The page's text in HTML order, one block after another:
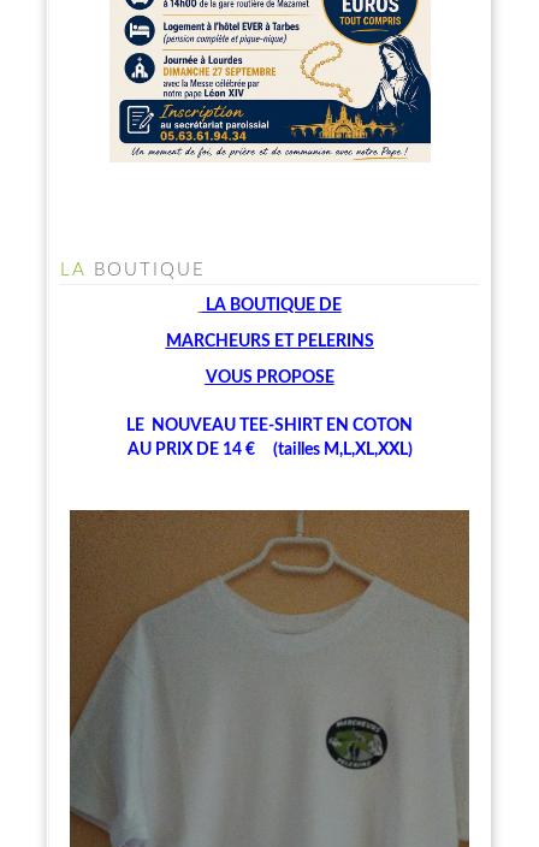
LA BOUTIQUE
LA BOUTIQUE DE
MARCHEURS ET PELERINS
VOUS PROPOSE
LE NOUVEAU TEE-SHIRT EN COTON
AU PRIX DE 14 € (tailles M,L,XL,XXL)